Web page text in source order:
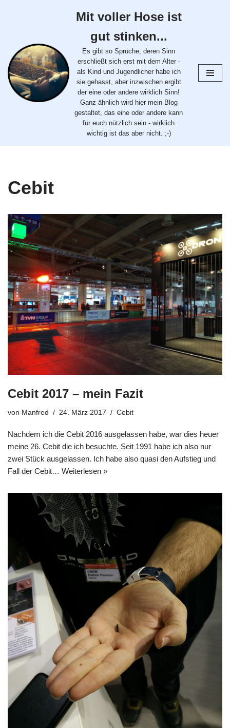
springen
Mit voller Hose ist
gut stinken...
Es gibt so Sprüche, deren Sinn
erschließt sich erst mit dem Alter -
als Kind und Jugendlicher habe ich
sie gehasst, aber inzwischen ergibt
der eine oder andere wirklich Sinn!
Ganz ähnlich wird hier mein Blog
gestaltet, das eine oder andere kann
für euch nützlich sein - wirklich
wichtig ist das aber nicht. ;-)
Cebit
Cebit 2017 – mein Fazit
von Manfred 24. März 2017 Cebit
Nachdem ich die Cebit 2016 ausgelassen habe, war dies heuer
meine 26. Cebit die ich besuchte. Seit 1991 habe ich also nur
zwei Stück ausgelassen. Ich habe also quasi den Aufstieg und
Fall der Cebit… Weiterlesen »